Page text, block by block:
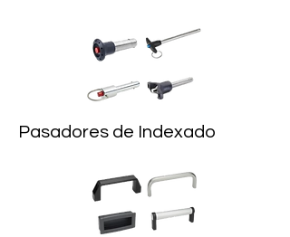
Pasadores de Indexado